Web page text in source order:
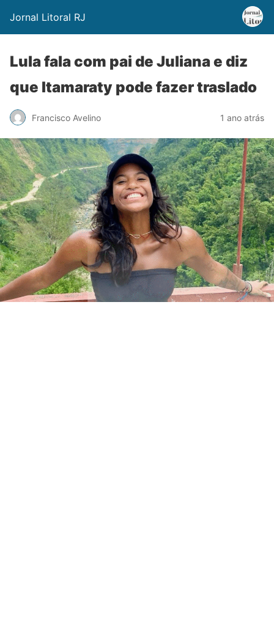
Jornal Litoral RJ
Lula fala com pai de Juliana e diz
que Itamaraty pode fazer traslado
Francisco Avelino 1 ano atrás